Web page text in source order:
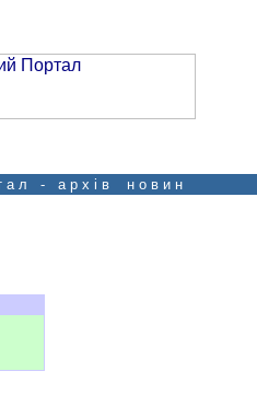
т а л - а р х і в н о в и н